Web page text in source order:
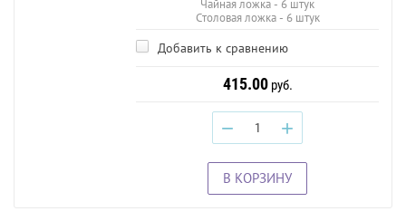
Чайная ложка - 6 штук
Столовая ложка - 6 штук
Добавить к сравнению
415.00руб.
− +
В КОРЗИНУ